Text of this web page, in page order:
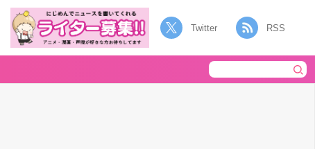
Twitter RSS